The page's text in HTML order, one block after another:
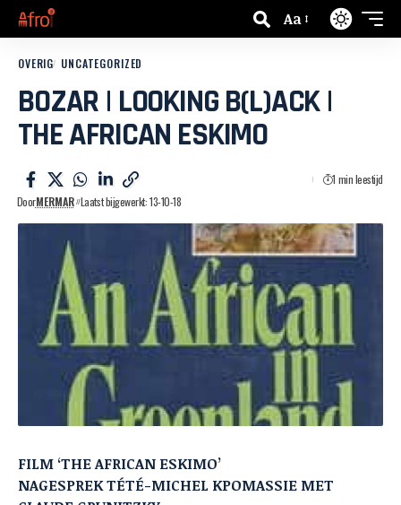
Aa
OVERIG UNCATEGORIZED
BOZAR | LOOKING B(L)ACK |
THE AFRICAN ESKIMO
DoorMERMAR Laatst bijgewerkt: 13-10-18
1 min leestijd
FILM ‘THE AFRICAN ESKIMO’
NAGESPREK TÉTÉ-MICHEL KPOMASSIE MET